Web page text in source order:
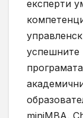
експерти
успешните